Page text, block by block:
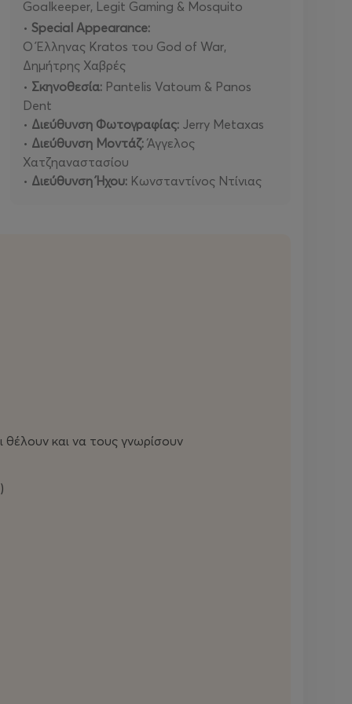
Goalkeeper, Legit Gaming & Mosquito
• Special Appearance:
Ο Έλληνας Kratos του God of War,
Δημήτρης Χαβρές
• Σκηνοθεσία: Pantelis Vatoum & Panos
Dent
• Διεύθυνση Φωτογραφίας: Jerry Metaxas
• Διεύθυνση Μοντάζ: Άγγελος
Χατζηαναστασίου
• Διεύθυνση Ήχου: Κωνσταντίνος Ντίνιας
και να τους γνωρίσουν
)